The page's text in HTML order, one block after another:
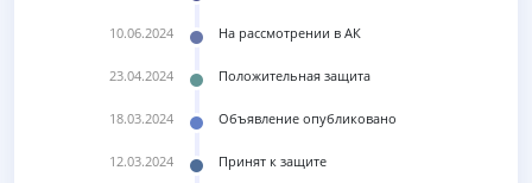
10.06.2024 На рассмотрении в АК
23.04.2024 Положительная защита
18.03.2024 Объявление опубликовано
12.03.2024 Принят к защите